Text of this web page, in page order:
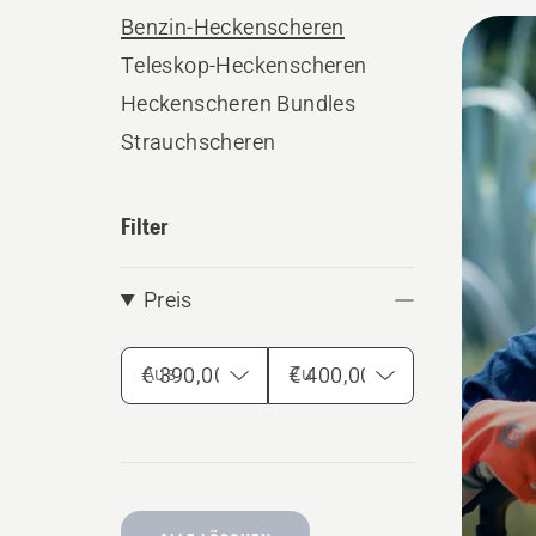
Benzin-Heckenscheren
Teleskop-Heckenscheren
Heckenscheren Bundles
Strauchscheren
Filter
Preis
Aus Zu
Alle